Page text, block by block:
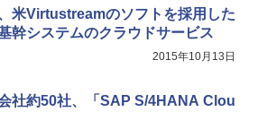
米Virtustreamのソフトを採用した
幹システムのクラウドサービス
2015年10月13日
社約50社、「SAP S/4HANA Clou